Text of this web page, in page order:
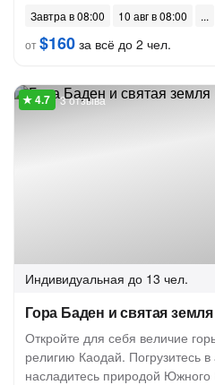
Завтра в 08:00
10 авг в 08:00
от$160 за всё до 2 чел.
3 отзыва
Индивидуальная до 13 чел.
Гора Баден и святая
Откройте для себя величие
религию Каодай. Погрузитесь
насладитесь природой